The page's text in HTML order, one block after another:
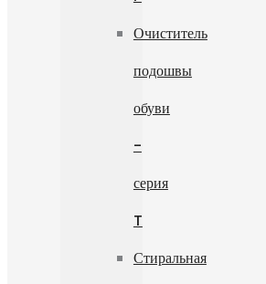
Очиститель
подошвы
обуви
-
серия
T
Стиральная